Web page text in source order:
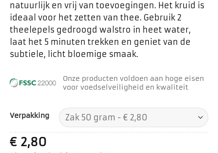
natuurlijk en vrij van toevoegingen. Het kruid is
ideaal voor het zetten van thee. Gebruik 2
theelepels gedroogd walstro in heet water,
laat het 5 minuten trekken en geniet van de
subtiele, licht bloemige smaak.
Onze producten voldoen aan hoge eisen
voor voedselveiligheid en kwaliteit
Verpakking
€2,80